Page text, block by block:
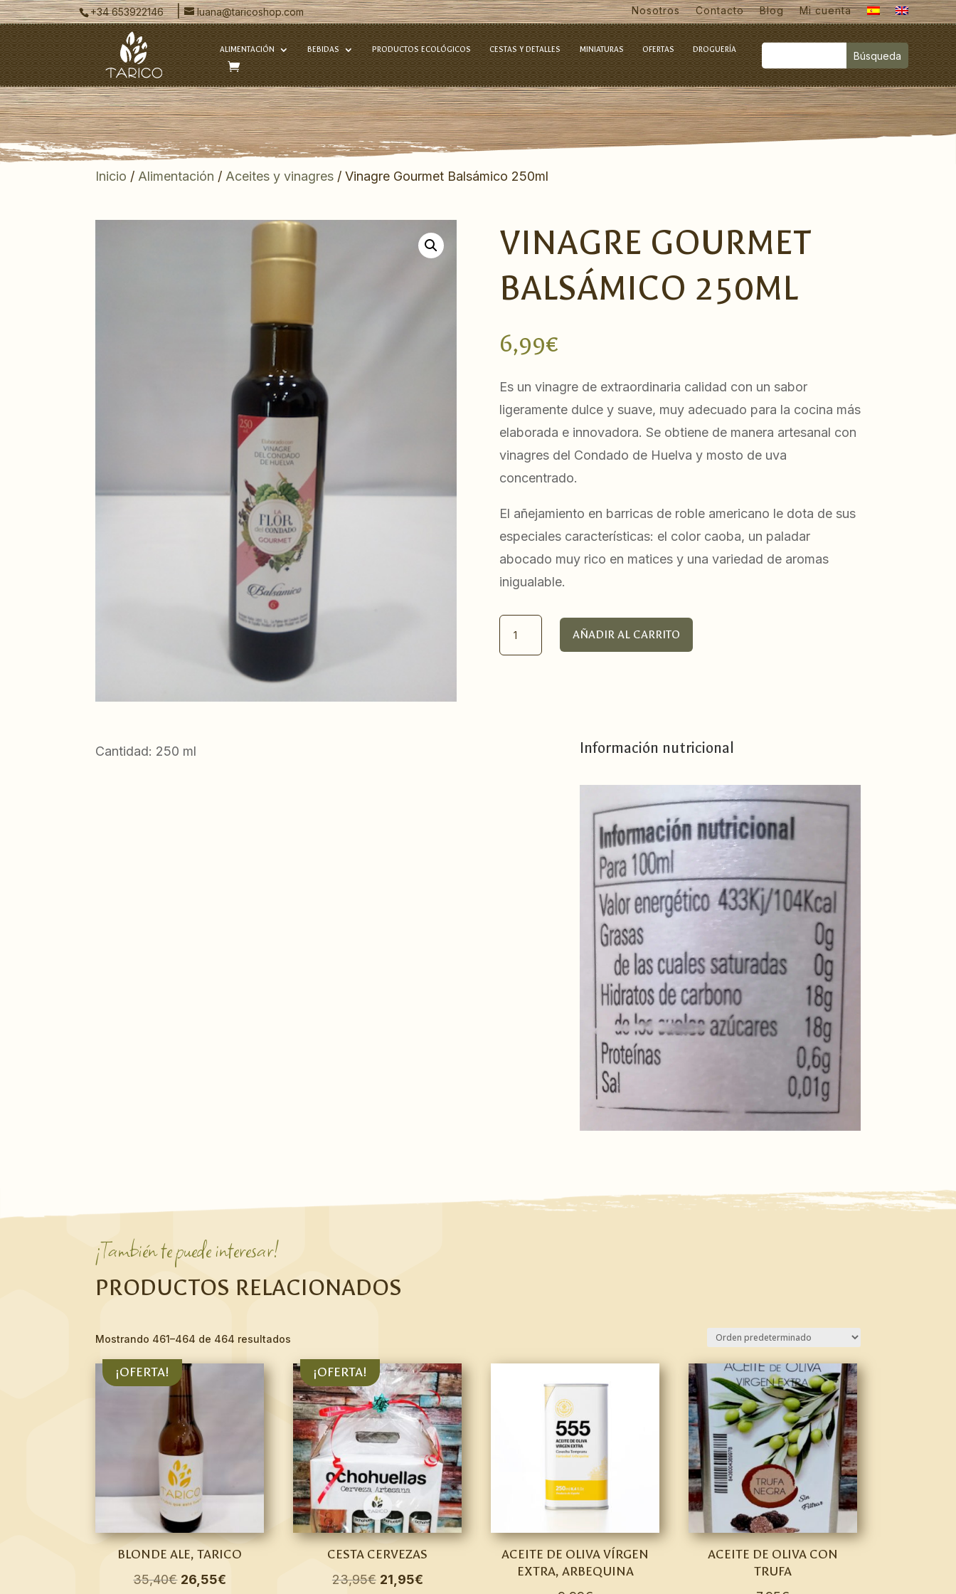
+34 653922146 | luana@taricoshop.com Nosotros Contacto Blog Mi cuenta
ALIMENTACIÓN BEBIDAS PRODUCTOS ECOLÓGICOS CESTAS Y DETALLES MINIATURAS OFERTAS DROGUERÍA
Inicio / Alimentación / Aceites y vinagres / Vinagre Gourmet Balsámico 250ml
VINAGRE GOURMET
BALSÁMICO 250ML
6,99€
Es un vinagre de extraordinaria calidad con un sabor
ligeramente dulce y suave, muy adecuado para la cocina más
elaborada e innovadora. Se obtiene de manera artesanal con
vinagres del Condado de Huelva y mosto de uva
concentrado.
El añejamiento en barricas de roble americano le dota de sus
especiales características: el color caoba, un paladar
abocado muy rico en matices y una variedad de aromas
inigualable.
AÑADIR AL CARRITO
Cantidad: 250 ml Información nutricional
¡También te puede interesar!
PRODUCTOS RELACIONADOS
Mostrando 461–464 de 464 resultados
¡OFERTA!
BLONDE ALE, TARICO
35,40€ El
26,55€
¡OFERTA!
CESTA CERVEZAS
23,95€ El
21,95€El
ACEITE DE OLIVA VÍRGEN
EXTRA, ARBEQUINA
ACEITE DE OLIVA CON
TRUFA